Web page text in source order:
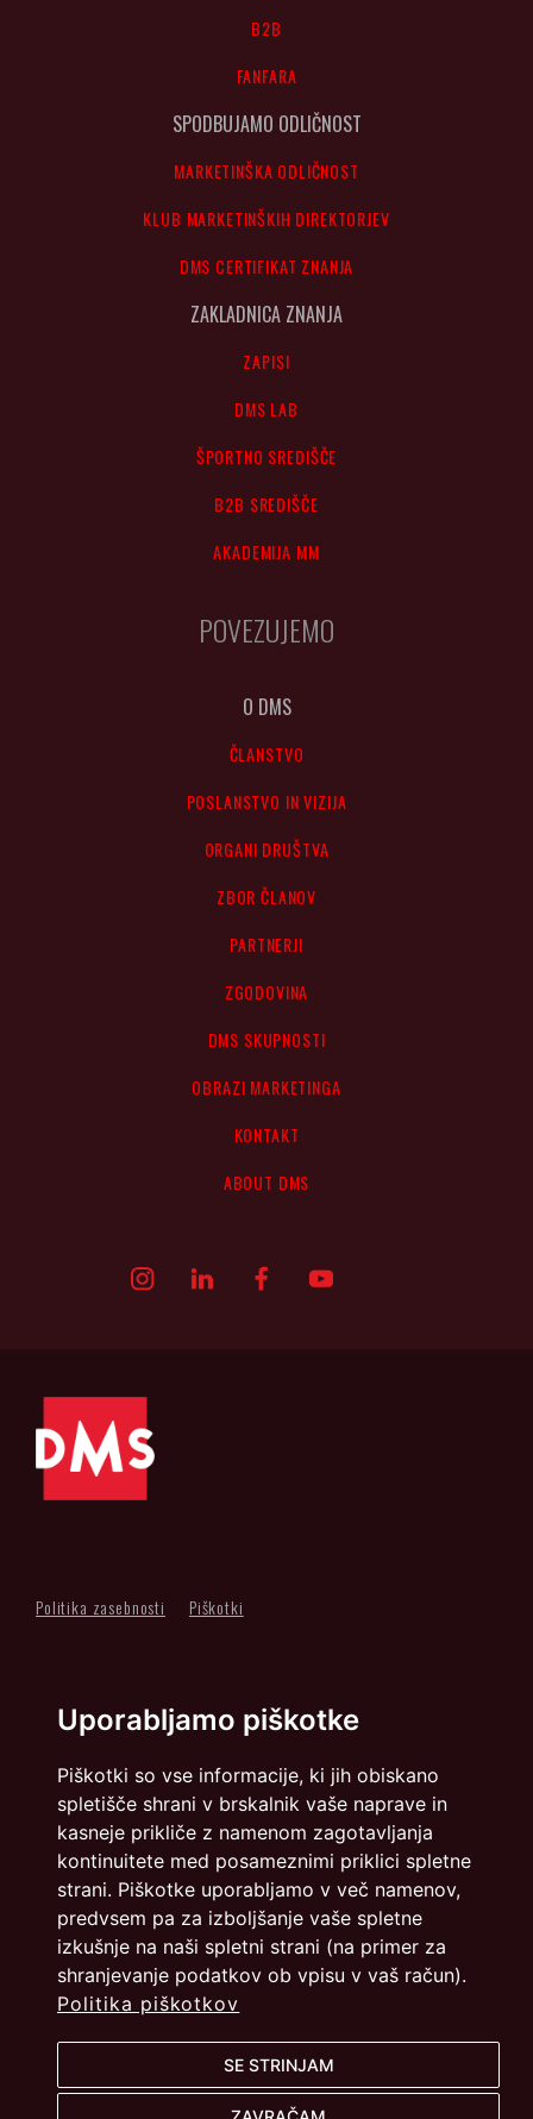
Uporabljamo piškotke
Piškotki so vse informacije, ki jih obiskano
spletišče shrani v brskalnik vaše naprave in
kasneje prikliče z namenom zagotavljanja
kontinuitete med posameznimi priklici spletne
strani. Piškotke uporabljamo v več namenov,
predvsem pa za izboljšanje vaše spletne
izkušnje na naši spletni strani (na primer za
shranjevanje podatkov ob vpisu v vaš račun).
Politika piškotkov
SE STRINJAM
B2B
FANFARA
SPODBUJAMO ODLIČNOST
MARKETINŠKA ODLIČNOST
KLUB MARKETINŠKIH DIREKTORJEV
DMS CERTIFIKAT ZNANJA
ZAKLADNICA ZNANJA
ZAPISI
DMS LAB
ŠPORTNO SREDIŠČE
B2B SREDIŠČE
AKADEMIJA MM
POVEZUJEMO
O DMS
ČLANSTVO
POSLANSTVO IN VIZIJA
ORGANI DRUŠTVA
ZBOR ČLANOV
PARTNERJI
ZGODOVINA
DMS SKUPNOSTI
OBRAZI MARKETINGA
KONTAKT
ABOUT DMS
Politika zasebnosti Piškotki
Društvo za marketing Slovenije - DMS | Dimičeva ulica 13 |
1000 Ljubljana
Načrtovanje in izvedba: Vareo